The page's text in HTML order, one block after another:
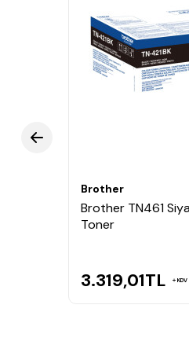
Mavi
Ürün Durumu:
Neden
Brother TN461
Brother
Brother TN461
Toner
3.319,01TL KDV